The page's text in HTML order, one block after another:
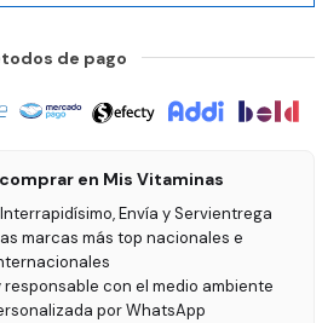
de pago
en Mis Vitaminas
Envía y Servientrega
marcas más top nacionales e
con el medio ambiente
por WhatsApp